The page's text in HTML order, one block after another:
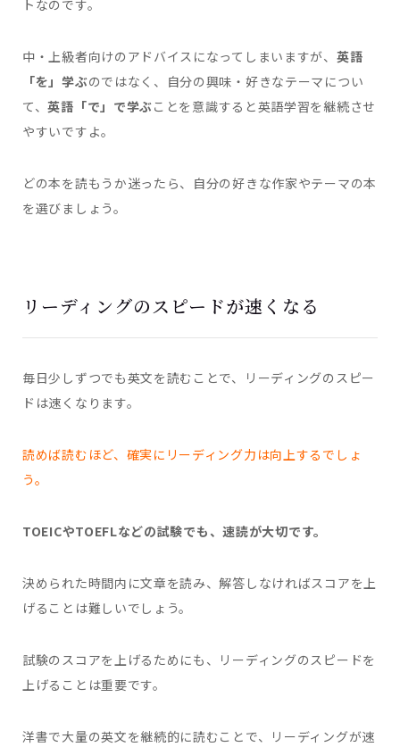
トなのです。
中・上級者向けのアドバイスになってしまいますが、 英語
「を」学ぶのではなく、自分の興味・好きなテーマについ
て、英語「で」で学ぶことを意識すると英語学習を継続させ
やすいですよ。
どの本を読もうか迷ったら、自分の好きな作家やテーマの本
を選びましょう。
リーディングのスピードが速くなる
毎日少しずつでも英文を読むことで、リーディングのスピー
ドは速くなります。
読めば読むほど、確実にリーディング力は向上するでしょ
う。
TOEICやTOEFLなどの試験でも、速読が大切です。
決められた時間内に文章を読み、解答しなければスコアを上
げることは難しいでしょう。
試験のスコアを上げるためにも、リーディングのスピードを
上げることは重要です。
洋書で大量の英文を継続的に読むことで、リーディングが速